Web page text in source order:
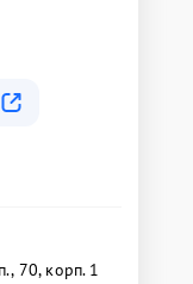
70, корп. 1